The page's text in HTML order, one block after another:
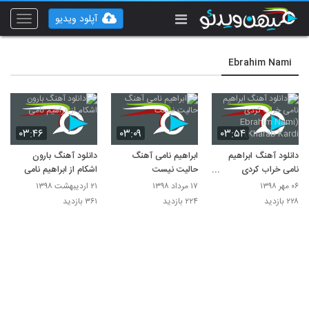
Toggle
آپلود ویدیو
Ebrahim Nami
۰۳:۵۴
دانلود آهنگ ابراهیم
نامی خراب کردی
(Ebrahim Nami
Kharab Kardi)
۰۶ مهر ۱۳۹۸
۲۲۸ بازدید
۰۳:۰۹
ابراهیم نامی آهنگ
حالیت نیست
۱۷ مرداد ۱۳۹۸
۲۲۴ بازدید
۰۳:۴۶
دانلود آهنگ بارون
اشکام از ابراهیم نامی
۲۱ اردیبهشت ۱۳۹۸
۳۶۱ بازدید